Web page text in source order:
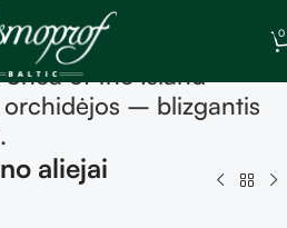
0
of the Island
– blizgantis
aliejai